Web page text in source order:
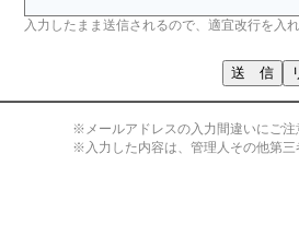
入力したまま送信されるので、適宜改行を入れ
※メールアドレスの入力間違いにご注
※入力した内容は、管理人その他第三